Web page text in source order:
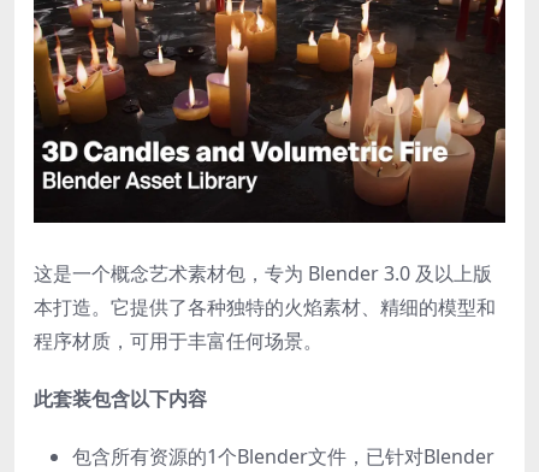
这是一个概念艺术素材包，专为 Blender 3.0 及以上版
本打造。 它提供了各种独特的火焰素材、精细的模型和
程序材质，可用于丰富任何场景。
此套装包含以下内容
包含所有资源的1个Blender文件，已针对Blender